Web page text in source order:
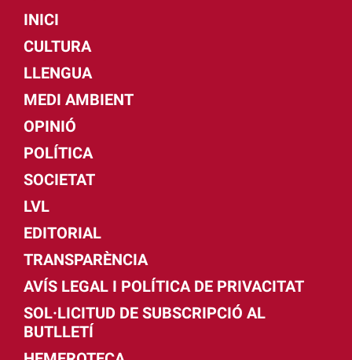
INICI
CULTURA
LLENGUA
MEDI AMBIENT
OPINIÓ
POLÍTICA
SOCIETAT
LVL
EDITORIAL
TRANSPARÈNCIA
AVÍS LEGAL I POLÍTICA DE PRIVACITAT
SOL·LICITUD DE SUBSCRIPCIÓ AL
BUTLLETÍ